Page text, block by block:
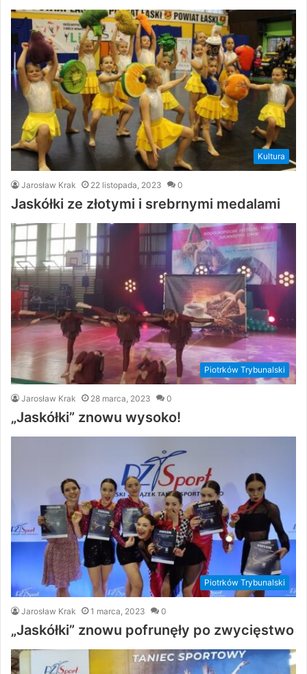
Kultura
Jarosław Krak 22 listopada, 2023 0
Jaskółki ze złotymi i srebrnymi medalami
Piotrków Trybunalski
Jarosław Krak 28 marca, 2023 0
„Jaskółki” znowu wysoko!
Piotrków Trybunalski
Jarosław Krak 1 marca, 2023 0
„Jaskółki” znowu pofrunęły po zwycięstwo